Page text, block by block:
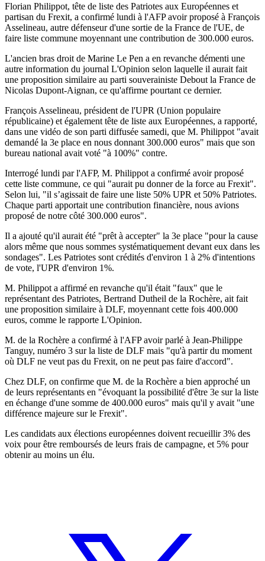
Florian Philippot, tête de liste des Patriotes aux Européennes et
partisan du Frexit, a confirmé lundi à l'AFP avoir proposé à François
Asselineau, autre défenseur d'une sortie de la France de l'UE, de
faire liste commune moyennant une contribution de 300.000 euros.
L'ancien bras droit de Marine Le Pen a en revanche démenti une
autre information du journal L'Opinion selon laquelle il aurait fait
une proposition similaire au parti souverainiste Debout la France de
Nicolas Dupont-Aignan, ce qu'affirme pourtant ce dernier.
François Asselineau, président de l'UPR (Union populaire
républicaine) et également tête de liste aux Européennes, a rapporté,
dans une vidéo de son parti diffusée samedi, que M. Philippot "avait
demandé la 3e place en nous donnant 300.000 euros" mais que son
bureau national avait voté "à 100%" contre.
Interrogé lundi par l'AFP, M. Philippot a confirmé avoir proposé
cette liste commune, ce qui "aurait pu donner de la force au Frexit".
Selon lui, "il s’agissait de faire une liste 50% UPR et 50% Patriotes.
Chaque parti apportait une contribution financière, nous avions
proposé de notre côté 300.000 euros".
Il a ajouté qu'il aurait été "prêt à accepter" la 3e place "pour la cause
alors même que nous sommes systématiquement devant eux dans les
sondages". Les Patriotes sont crédités d'environ 1 à 2% d'intentions
de vote, l'UPR d'environ 1%.
M. Philippot a affirmé en revanche qu'il était "faux" que le
représentant des Patriotes, Bertrand Dutheil de la Rochère, ait fait
une proposition similaire à DLF, moyennant cette fois 400.000
euros, comme le rapporte L'Opinion.
M. de la Rochère a confirmé à l'AFP avoir parlé à Jean-Philippe
Tanguy, numéro 3 sur la liste de DLF mais "qu'à partir du moment
où DLF ne veut pas du Frexit, on ne peut pas faire d'accord".
Chez DLF, on confirme que M. de la Rochère a bien approché un
de leurs représentants en "évoquant la possibilité d'être 3e sur la liste
en échange d'une somme de 400.000 euros" mais qu'il y avait "une
différence majeure sur le Frexit".
Les candidats aux élections européennes doivent recueillir 3% des
voix pour être remboursés de leurs frais de campagne, et 5% pour
obtenir au moins un élu.